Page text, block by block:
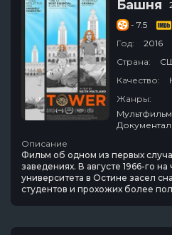
Башня
- 7.5
Год:
2016
Страна:
Качество:
Жанры:
Описание
Фильм об одном из первых
заведениях. В августе 1966-го
университета в Остине засел
студентов и прохожих более